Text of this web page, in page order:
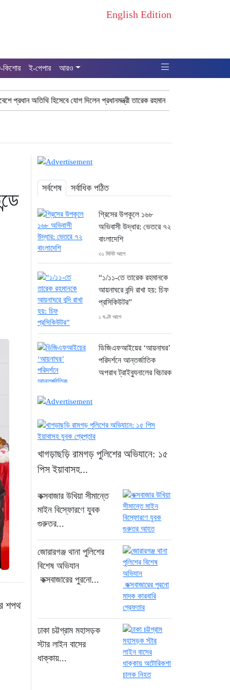
English Edition
কিশোর ই-পেপার আরও
হিসেবে যোগ দিলেন প্রধানমন্ত্রী তারেক রহমান ঢাকা-ময়মনসিংহ রেলপথে
শপথ
সর্বশেষ সর্বাধিক পঠিত
গ্রিসের উপকূলে ১৬৮
অভিবাসী উদ্ধার: ভেতরে ৭২
বাংলাদেশি
৩১ মিনিট আগে
“১/১১-তে তারেক রহমানকে
আয়নাঘরে বন্দি রাখা হয়: চিফ
প্রসিকিউটর”
১ ঘণ্টা আগে
ডিজিএফআইয়ের ‘আয়নাঘর’
পরিদর্শনে আন্তর্জাতিক
অপরাধ ট্রাইব্যুনালের বিচারক
ইতিহাসের ঠাঁই হবে না: নাহিদ
ড্যাবের বর্ণাঢ্য চিকিৎসক
সমাবেশে প্রধান অতিথি
হিসেবে যোগ দিলেন
প্রধানমন্ত্রী তারেক রহমান
২ ঘণ্টা আগে
ঢাকা-ময়মনসিংহ রেলপথে
বগি লাইনচ্যুত: ট্রেন চলাচল
২১ ঘণ্টা আগে
“হাম উপসর্গে আরও
তিনজনের মৃত্যু, নতুন
আক্রান্ত ১২১৮”
খাগড়াছড়ি রামগড় পুলিশের অভিযানে: ১৫
পিস ইয়াবাসহ...
কক্সবাজার উখিয়া সীমান্তে
মাইন বিস্ফোরণে যুবক
গুরুতর...
জোরারগঞ্জ থানা পুলিশের
বিশেষ অভিযান
কক্সবাজারের পুরনো...
ঢাকা চট্টগ্রাম মহাসড়ক
স্টার লাইন বাসের
ধাক্কায়...